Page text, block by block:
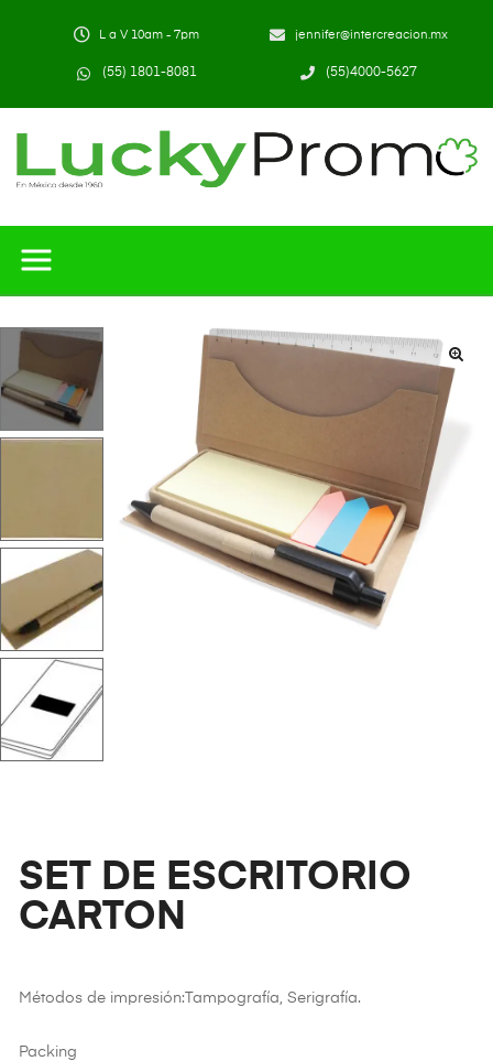
L a V 10am - 7pm jennifer@intercreacion.mx
(55) 1801-8081 (55)4000-5627
SET DE ESCRITORIO
CARTON
Métodos de impresión:Tampografía, Serigrafía.
Packing